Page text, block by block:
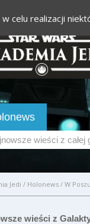
wieści z całej
Jedi / Holonews / W
wieści z
celu realizacji